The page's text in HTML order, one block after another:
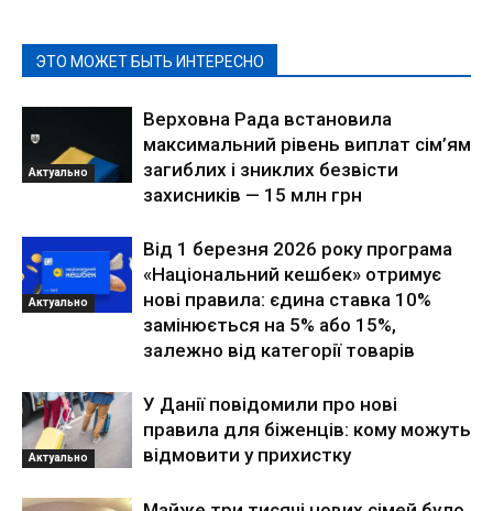
ЭТО МОЖЕТ БЫТЬ ИНТЕРЕСНО
Актуально
Верховна Рада встановила
максимальний рівень виплат сім’ям
загиблих і зниклих безвісти
захисників — 15 млн грн
Актуально
Від 1 березня 2026 року програма
«Національний кешбек» отримує
нові правила: єдина ставка 10%
замінюється на 5% або 15%,
залежно від категорії товарів
Актуально
У Данії повідомили про нові
правила для біженців: кому можуть
відмовити у прихистку